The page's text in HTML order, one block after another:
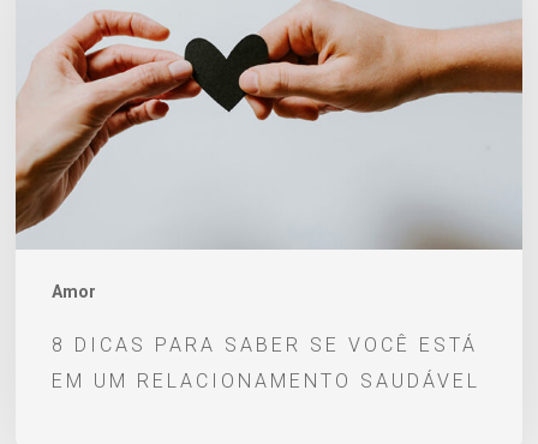
Amor
saber
se
você
está
em
um
relacionamento
saudável
8 DICAS PARA SABER SE VOCÊ ESTÁ
EM UM RELACIONAMENTO SAUDÁVEL